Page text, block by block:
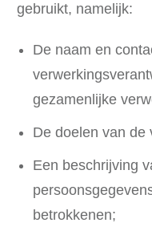
gebruikt, namelijk:
De naam en
gezamenlijke
De doelen van de
Een beschrijving
betrokkenen;